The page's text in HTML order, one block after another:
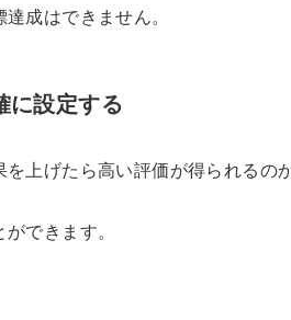
成はできません。
に設定する
上げたら高い評価が得られるの
できます。